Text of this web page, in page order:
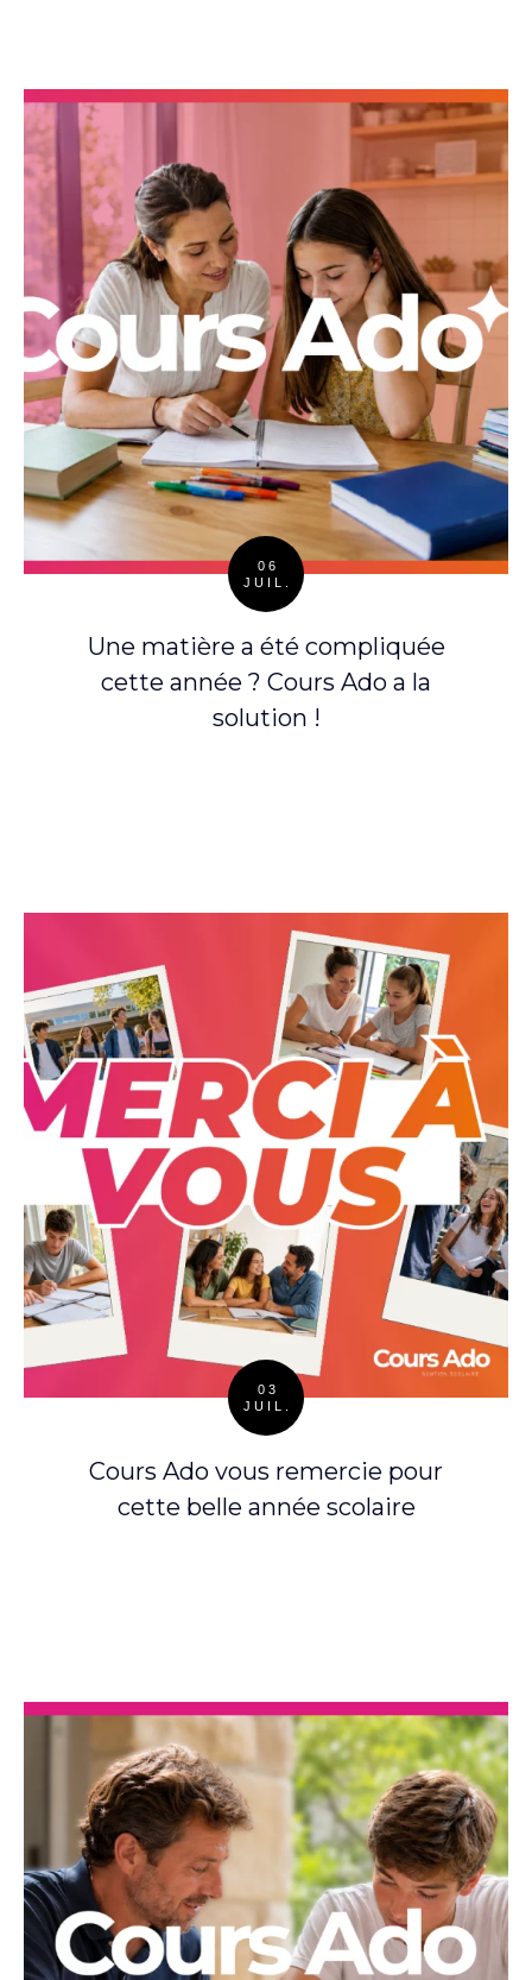
06
JUIL.
Une matière a été compliquée
cette année ? Cours Ado a la
solution !
03
JUIL.
Cours Ado vous remercie pour
cette belle année scolaire